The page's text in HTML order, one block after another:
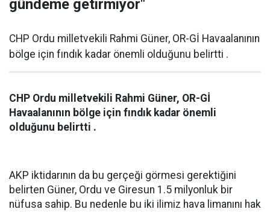
gündeme getirmiyor"
CHP Ordu milletvekili Rahmi Güner, OR-Gİ Havaalanının
bölge için fındık kadar önemli olduğunu belirtti .
CHP Ordu milletvekili Rahmi Güner, OR-Gİ
Havaalanının bölge için fındık kadar önemli
olduğunu belirtti .
AKP iktidarının da bu gerçeği görmesi gerektiğini
belirten Güner, Ordu ve Giresun 1.5 milyonluk bir
nüfusa sahip. Bu nedenle bu iki ilimiz hava limanını hak